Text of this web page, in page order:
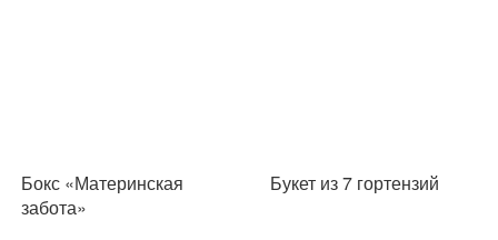
Бокс «Материнская
забота»
Букет из 7 гортензий